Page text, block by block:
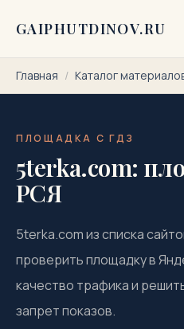
GAIPHUTDINOV.RU
Главная / Каталог
ПЛОЩАДКА С ГДЗ
5terka.com:
РСЯ
5terka.com из списка
проверить площадку в
качество трафика и
запрет показов.